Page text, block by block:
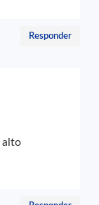
Responder
alto